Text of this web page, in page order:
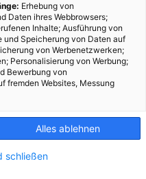
Erhebung von
Daten ihres Webbrowsers;
Inhalte; Ausführung von
und Speicherung von Daten auf
von Werbenetzwerken;
Personalisierung von Werbung;
Bewerbung von
fremden Websites, Messung
Alles ablehnen
schließen